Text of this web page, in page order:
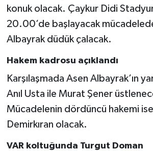
konuk olacak. Çaykur Didi
20.00’de başlayacak
Albayrak düdük çalacak.
Hakem kadrosu açıklandı
Karşılaşmada Asen Albayrak’ın
Anıl Usta ile Murat Şener
Mücadelenin dördüncü hakemi
Demirkıran olacak.
VAR koltuğunda Turgut Doman